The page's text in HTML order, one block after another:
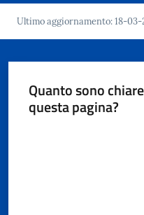
Ultimo aggiornamento:18-03-
Quanto sono
questa pagina?